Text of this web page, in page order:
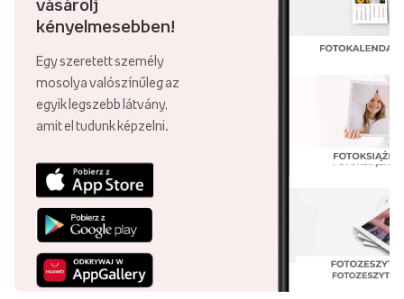
vásárolj
kényelmesebben!
Egy szeretett személy
mosolya valószínűleg az
egyik legszebb látvány,
amit el tudunk képzelni.